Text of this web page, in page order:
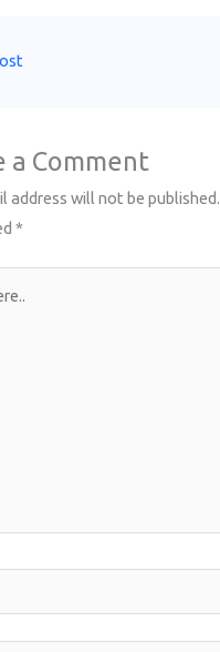
a Comment
address will not be published.
*